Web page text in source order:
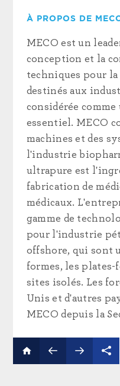
À PROPOS DE
MECO est un
conception et la
techniques pour
destinés aux
considérée
essentiel. MECO
machines et des
l'industrie
ultrapure est
fabrication de
médicaux.
gamme de
pour l'industrie
offshore, qui sont
formes, les plates-
sites isolés. Les
Unis et d'autres
MECO depuis la